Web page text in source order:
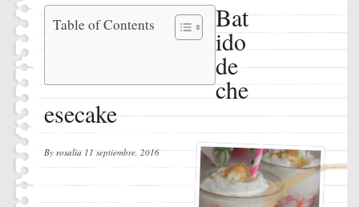
Table of Contents
Batido de
cheesecake
Ingredientes
Instrucciones
Bat
ido
de
che
esecake
By rosalia11 septiembre, 2016